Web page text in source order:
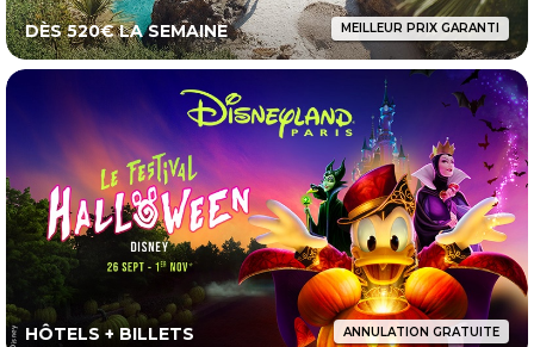
DÈS 520€ LA SEMAINE MEILLEUR PRIX GARANTI
HÔTELS + BILLETS ANNULATION GRATUITE